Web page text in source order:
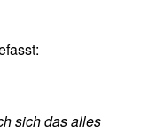
sich das alles